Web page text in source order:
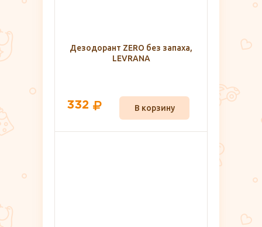
Дезодорант ZERO без запаха,
LEVRANA
332 В корзину